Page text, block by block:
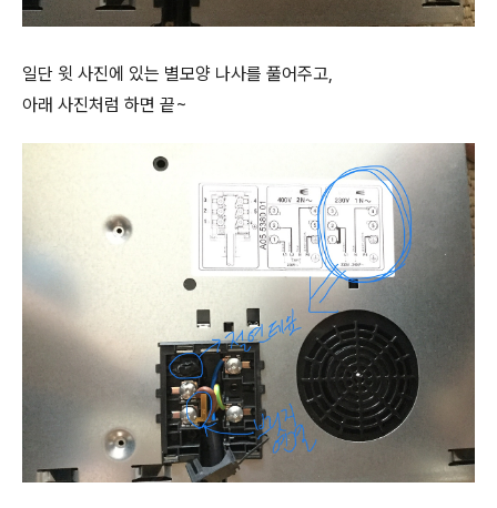
일단 윗 사진에 있는 별모양 나사를 풀어주고,
아래 사진처럼 하면 끝~